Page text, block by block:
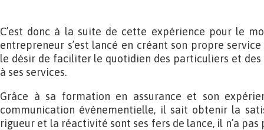
C’est donc à la suite de cette expérience pour le
entrepreneur s’est lancé en créant son propre
le désir de faciliter le quotidien des particuliers et
à ses services.
Grâce à sa formation en assurance et son
communication événementielle, il sait obtenir la
rigueur et la réactivité sont ses fers de lance, il n’a